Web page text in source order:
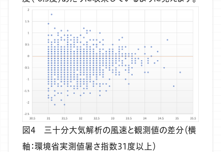
図4 三十分大気解析の風速と観測値の差分（横
軸：環境省実測値暑さ指数31度以上）